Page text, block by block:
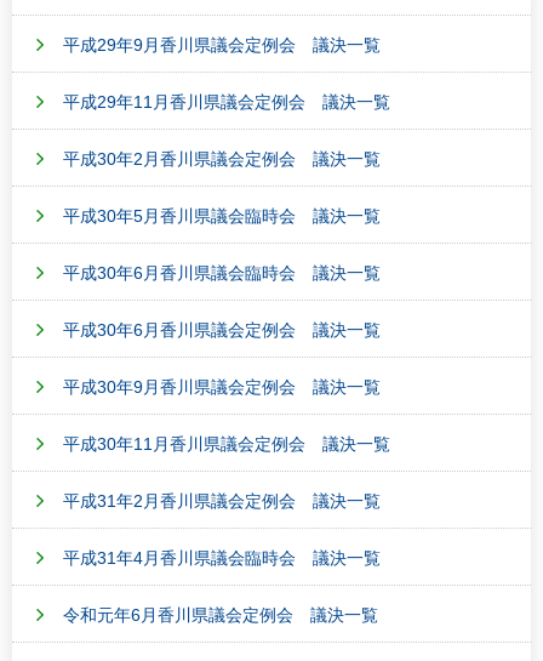
平成29年9月香川県議会定例会 議決一覧
平成29年11月香川県議会定例会 議決一覧
平成30年2月香川県議会定例会 議決一覧
平成30年5月香川県議会臨時会 議決一覧
平成30年6月香川県議会臨時会 議決一覧
平成30年6月香川県議会定例会 議決一覧
平成30年9月香川県議会定例会 議決一覧
平成30年11月香川県議会定例会 議決一覧
平成31年2月香川県議会定例会 議決一覧
平成31年4月香川県議会臨時会 議決一覧
令和元年6月香川県議会定例会 議決一覧